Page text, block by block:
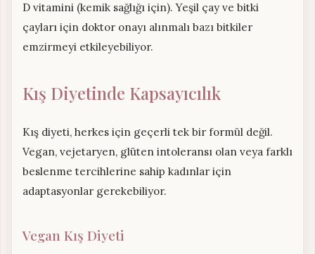
D vitamini (kemik sağlığı için). Yeşil çay ve bitki
çayları için doktor onayı alınmalı bazı bitkiler
emzirmeyi etkileyebiliyor.
Kış Diyetinde Kapsayıcılık
Kış diyeti, herkes için geçerli tek bir formül değil.
Vegan, vejetaryen, glüten intoleransı olan veya farklı
beslenme tercihlerine sahip kadınlar için
adaptasyonlar gerekebiliyor.
Vegan Kış Diyeti